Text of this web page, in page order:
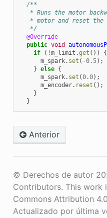
/**
* Runs the motor
* motor and reset the
   */
@Override
public void
if
( !m_limit .get ())
{
m_spark. set ( -0.5);
} else {
m_spark. set (0.0);
m_encoder. reset ();
}
}
Anterior
© Derechos de autor
Contributors. This work
Commons Attribution
Actualizado por última